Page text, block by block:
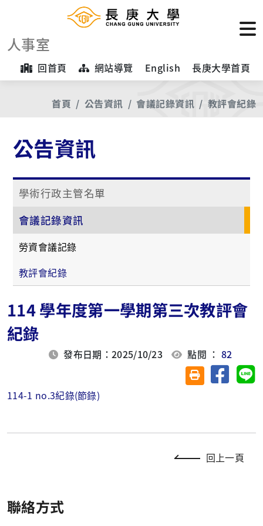
人事室
回首頁 網站導覽 English 長庚大學首頁
首頁 公告資訊 會議記錄資訊 教評會紀錄
公告資訊
學術行政主管名單
會議記錄資訊
勞資會議記錄
教評會紀錄
114 學年度第一學期第三次教評會
紀錄
發布日期：2025/10/23 點閱 ：82
友善列印(另開視
分享至
114-1 no.3紀錄(節錄)
回上一頁
聯絡方式